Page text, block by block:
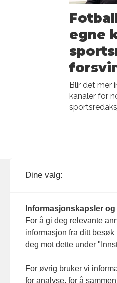
egne
Blir det mer
kanaler for
093 182
Dine valg:
Informasjonskapsler
For å gi deg relevante
informasjon fra ditt
deg mot dette under
For øvrig bruker vi
for analyse, for å